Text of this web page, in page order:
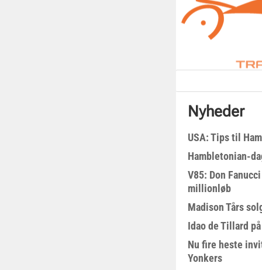
Nyheder
USA: Tips til
Hambletonian-
V85: Don
millionløb
Madison Tårs
Idao de Tillard
Nu fire heste
Yonkers